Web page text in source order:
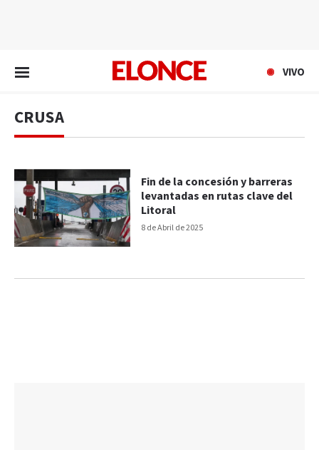
VIVO
CRUSA
8 de Abril de 2025
Fin de la concesión y barreras
levantadas en rutas clave del
Litoral